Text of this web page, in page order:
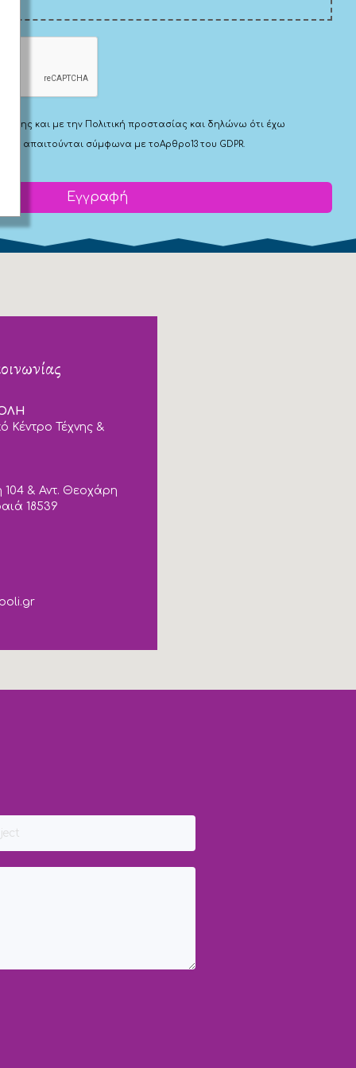
και με την Πολιτική προστασίας και δηλώνω ότι έχω
που απαιτούνται σύμφωνα με τοΑρθρο13 του GDPR.
Εγγραφή
Κέντρο Τέχνης &
104 & Αντ. Θεοχάρη
18539